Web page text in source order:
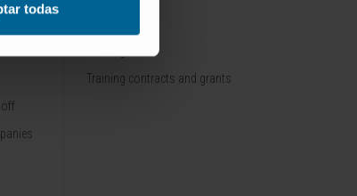
todas
Training contracts and grants